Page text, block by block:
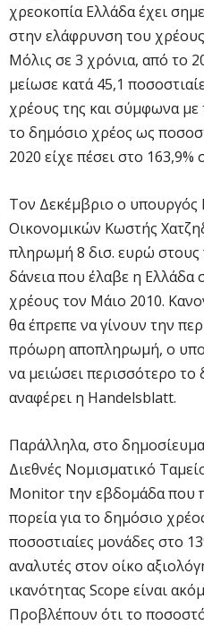
χρεοκοπία Ελλάδα έχει
στην ελάφρυνση του χρέους
Μόλις σε 3 χρόνια, από το
μείωσε κατά 45,1
χρέους της και σύμφωνα με
το δημόσιο χρέος ως
2020 είχε πέσει στο 163,9%
Τον Δεκέμβριο ο υπουργός
Οικονομικών Κωστής
πληρωμή 8 δισ. ευρώ στους
δάνεια που έλαβε η Ελλάδα
χρέους τον Μάιο 2010.
θα έπρεπε να γίνουν την
πρόωρη αποπληρωμή, ο
να μειώσει περισσότερο
αναφέρει η Handelsblatt.
Παράλληλα, στο δημοσίευμα
Διεθνές Νομισματικό
Monitor την εβδομάδα που
πορεία για το δημόσιο
ποσοστιαίες μονάδες στο
αναλυτές στον οίκο
ικανότητας Scope είναι
Προβλέπουν ότι το